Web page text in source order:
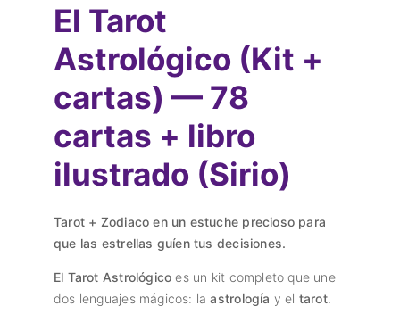
El Tarot
Astrológico (Kit +
cartas) — 78
cartas + libro
ilustrado (Sirio)
Tarot + Zodiaco en un estuche precioso para
que las estrellas guíen tus decisiones.
El Tarot Astrológico es un kit completo que une
dos lenguajes mágicos: laastrología y el tarot.